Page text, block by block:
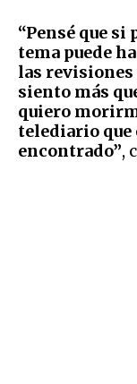
“Pensé que si
tema puede
las
siento más
quiero
telediario que
encontrado”,